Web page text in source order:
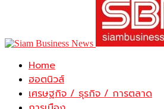
Home
ฮอตนิวส์
เศรษฐกิจ / ธุรกิจ / การตลาด